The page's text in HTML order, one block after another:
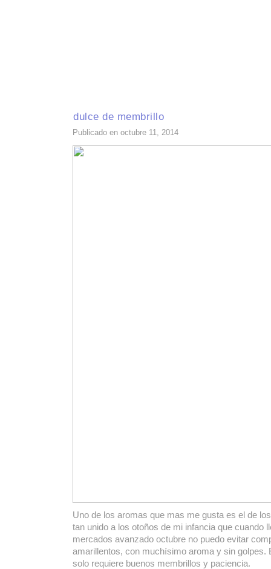
dulce de membrillo
Publicado en octubre 11, 2014
Uno de los aromas que mas me gusta es el de
tan unido a los otoños de mi infancia que cuando
mercados avanzado octubre no puedo evitar
amarillentos, con muchísimo aroma y sin golpes.
solo requiere buenos membrillos y paciencia.